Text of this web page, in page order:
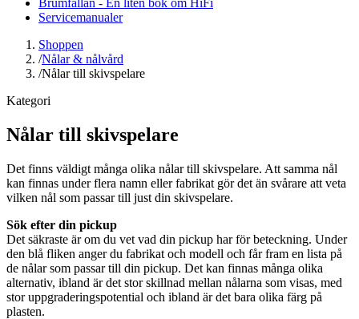
Servicemanualer
Shoppen
/Nålar & nålvård
/Nålar till skivspelare
Kategori
Nålar till skivspelare
Det finns väldigt många olika nålar till skivspelare. Att samma nål
kan finnas under flera namn eller fabrikat gör det än svårare att veta
vilken nål som passar till just din skivspelare.
Sök efter din pickup
Det säkraste är om du vet vad din pickup har för beteckning. Under
den blå fliken anger du fabrikat och modell och får fram en lista på
de nålar som passar till din pickup. Det kan finnas många olika
alternativ, ibland är det stor skillnad mellan nålarna som visas, med
stor uppgraderingspotential och ibland är det bara olika färg på
plasten.